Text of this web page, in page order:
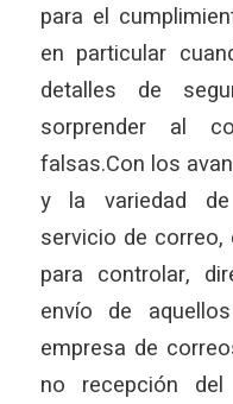
para el
en particular
detalles de
sorprender al
falsas.Con los
y la variedad
servicio de
para controlar,
envío de
empresa de
no recepción